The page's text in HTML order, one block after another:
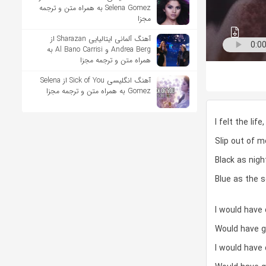
I felt the
Slip out of
Black as
Blue as the
I would
Would have
I would
Selena Gomez به همراه متن و ترجمه
مجزا
آهنگ آلمانی ایتالیایی Sharazan از
Andrea Berg و Al Bano Carrisi به
همراه متن و ترجمه مجزا
آهنگ انگلیسی Sick of You از Selena
Gomez به همراه متن و ترجمه مجزا